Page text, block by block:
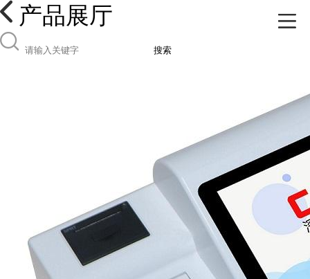
产品展厅
搜索